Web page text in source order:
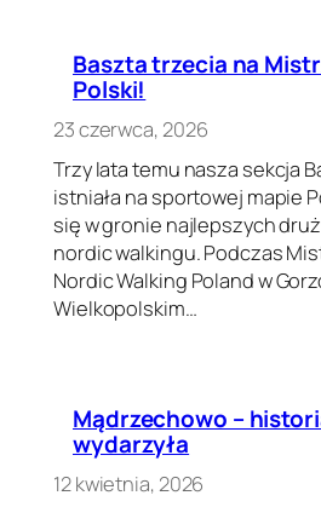
Baszta trzecia na
Polski!
23 czerwca, 2026
Trzy lata temu nasza sekcja
istniała na sportowej mapie
się w gronie najlepszych
nordic walkingu. Podczas
Nordic Walking Poland w
Wielkopolskim…
Mądrzechowo –
wydarzyła
12 kwietnia, 2026